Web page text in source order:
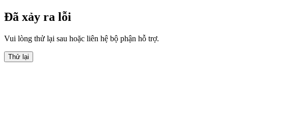
Đã xảy ra lỗi
Vui lòng thử lại sau hoặc liên hệ bộ phận hỗ trợ.
Thử lại